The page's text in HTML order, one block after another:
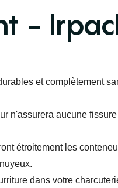
-
et complètement
n'assurera aucune
étroitement les
dans votre